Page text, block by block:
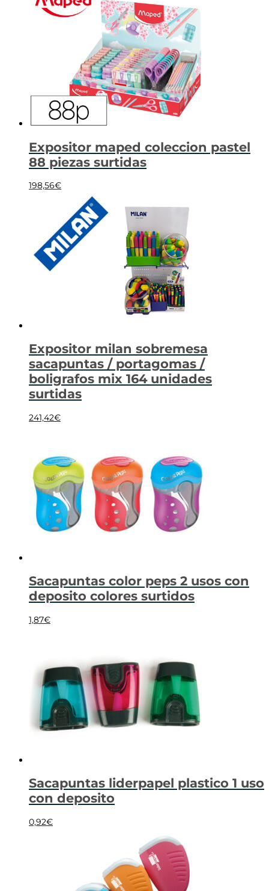
Expositor maped coleccion pastel
88 piezas surtidas
198,56€
Expositor milan sobremesa
sacapuntas / portagomas /
boligrafos mix 164 unidades
surtidas
241,42€
Sacapuntas color peps 2 usos con
deposito colores surtidos
1,87€
Sacapuntas liderpapel plastico 1 uso
con deposito
0,92€